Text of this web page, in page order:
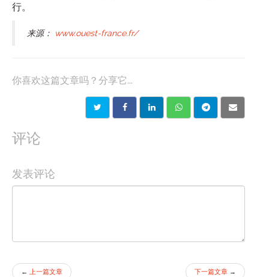
行。
来源： www.ouest-france.fr/
你喜欢这篇文章吗？分享它...
评论
发表评论
← 上一篇文章 下一篇文章 →